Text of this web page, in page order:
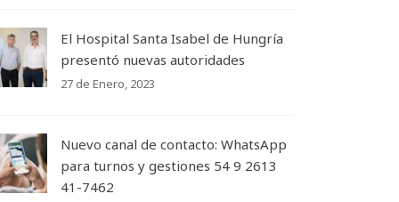
El Hospital Santa Isabel de Hungría
presentó nuevas autoridades
27 de Enero, 2023
Nuevo canal de contacto: WhatsApp
para turnos y gestiones 54 9 2613
41-7462